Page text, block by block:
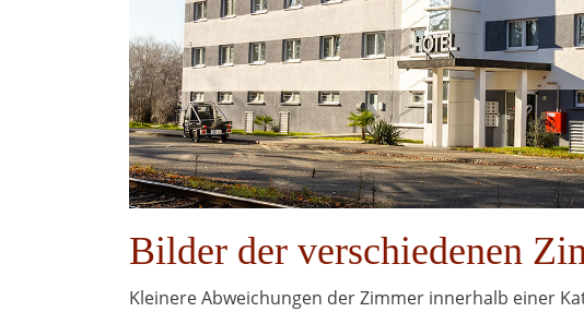
Bilder der verschiedenen
Kleinere Abweichungen der Zimmer innerhalb einer